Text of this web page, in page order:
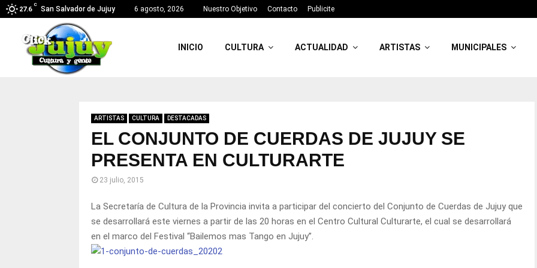
27.6
C
San Salvador de Jujuy 6 agosto, 2026 Nuestro Objetivo Contacto Publicite
INICIO CULTURA ACTUALIDAD ARTISTAS MUNICIPALES
ARTISTAS CULTURA DESTACADAS
EL CONJUNTO DE CUERDAS DE JUJUY SE
PRESENTA EN CULTURARTE
23 julio, 2015
La Secretaría de Cultura de la Provincia invita a participar del concierto del Conjunto de Cuerdas de Jujuy que
se desarrollará este viernes a partir de las 20 horas en el Centro Cultural Culturarte, el cual se desarrollará
en el marco del Festival “Bailemos mas Tango en Jujuy”.